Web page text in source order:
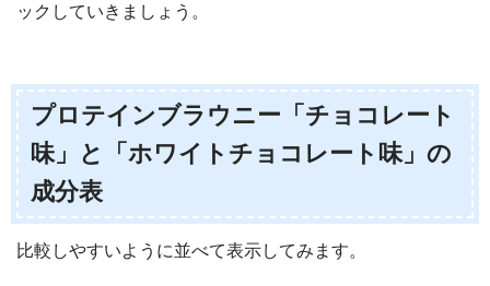
ックしていきましょう。
プロテインブラウニー「チョコレート
味」と「ホワイトチョコレート味」の
成分表
比較しやすいように並べて表示してみます。